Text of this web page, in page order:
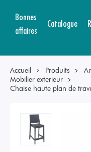
Bonnes
affaires
Catalogue
Accueil Produits
Mobilier exterieur
Chaise haute plan de